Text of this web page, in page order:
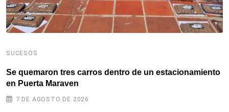
SUCESOS
Se quemaron tres carros dentro de un estacionamiento
en Puerta Maraven ‎
7 DE AGOSTO DE 2026